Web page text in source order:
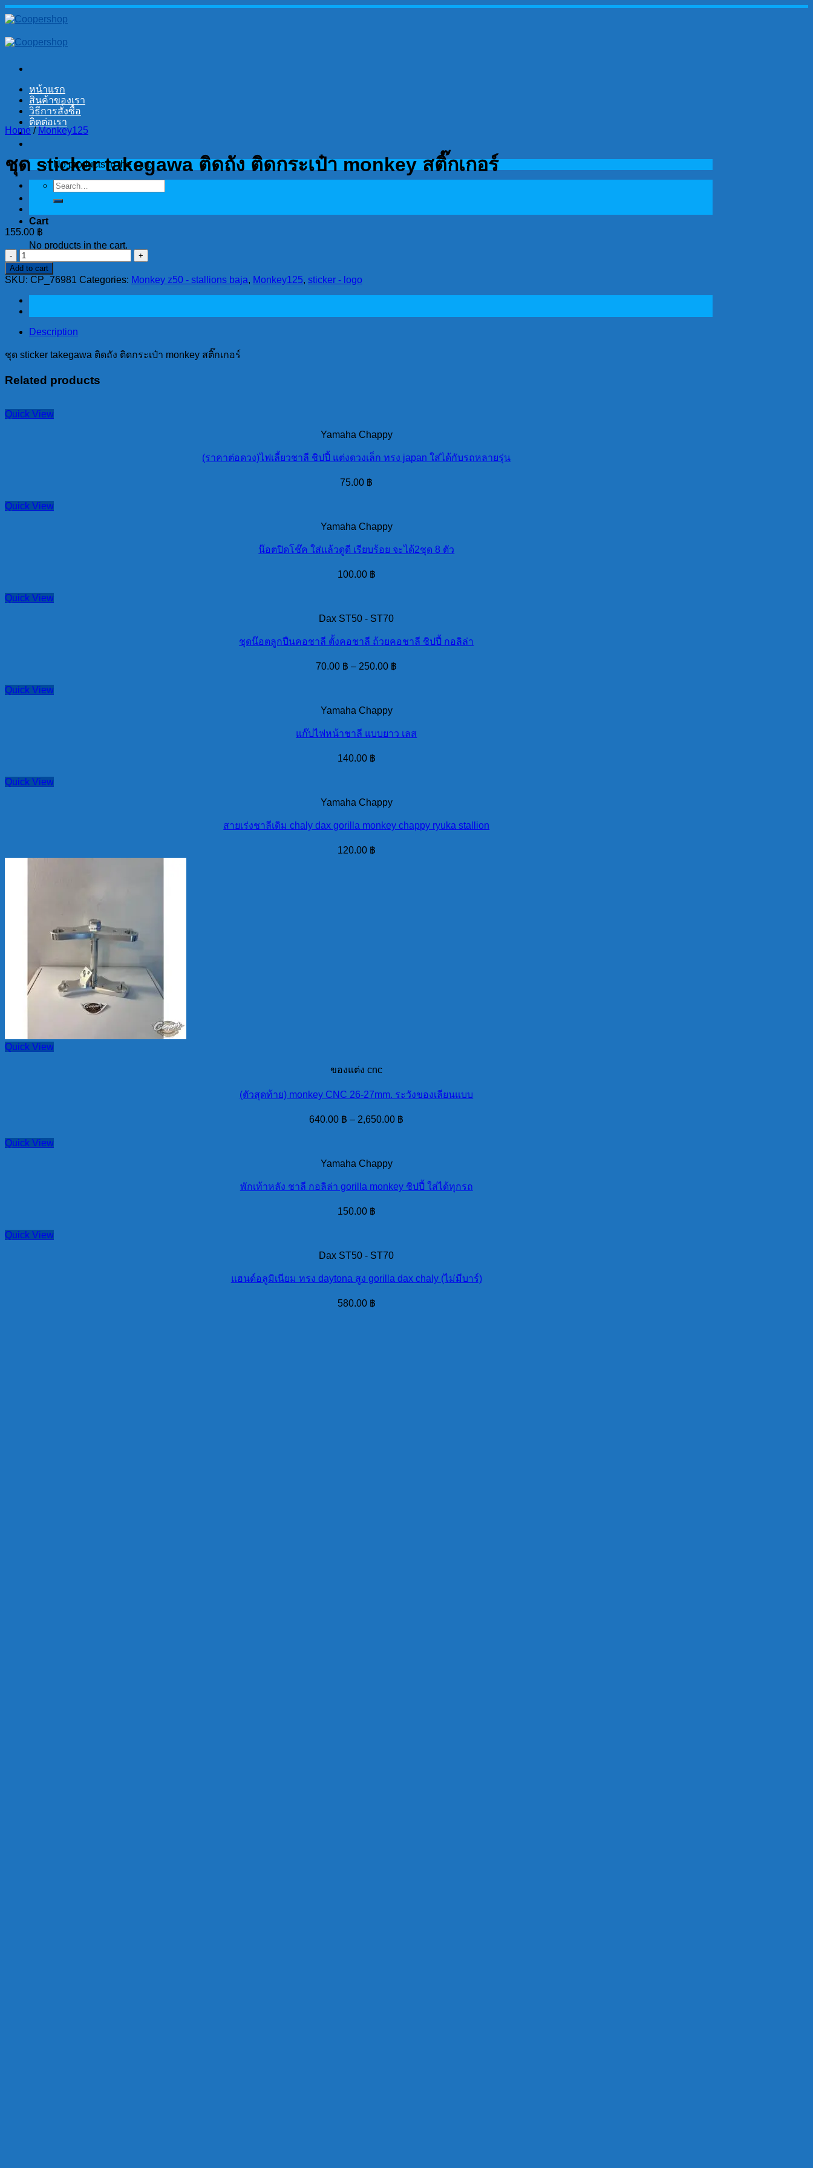
Skip
to
หน้าแรก
สินค้าของเรา
วิธีการสั่งซื้อ
ติดต่อเรา
No products in the cart.
Search
for:
Cart
No products in the cart.
Home / Monkey125
ชุด sticker takegawa ติดถัง ติดกระเป๋า monkey สติ๊กเกอร์
155.00 ฿
ชุด
sticker
takegawa
ติด
ถัง
กระเป๋า
monkey
quantity
Add to cart
SKU: CP_76981 Categories: Monkey z50 - stallions baja, Monkey125, sticker - logo
Description
ชุด sticker takegawa ติดถัง ติดกระเป๋า monkey สติ๊กเกอร์
Related products
Quick View
Yamaha Chappy
(ราคาต่อดวง)ไฟเลี้ยวชาลี ชิปปี้ แต่งดวงเล็ก ทรง japan ใส่ได้กับรถหลายรุ่น
75.00 ฿
Quick View
Yamaha Chappy
น๊อตปิดโช๊ค ใส่แล้วดูดี เรียบร้อย จะได้2ชุด 8 ตัว
100.00 ฿
Quick View
Dax ST50 - ST70
ชุดน๊อตลูกปืนคอชาลี ตั้งคอชาลี ถ้วยคอชาลี ชิปปี้ กอลิล่า
70.00 ฿ – 250.00 ฿
Quick View
Yamaha Chappy
แก๊ปไฟหน้าชาลี แบบยาว เลส
140.00 ฿
Quick View
Yamaha Chappy
สายเร่งชาลีเดิม chaly dax gorilla monkey chappy ryuka stallion
120.00 ฿
Quick View
ของแต่ง cnc
(ตัวสุดท้าย) monkey CNC 26-27mm. ระวังของเลียนแบบ
640.00 ฿ – 2,650.00 ฿
Quick View
Yamaha Chappy
พักเท้าหลัง ชาลี กอลิล่า gorilla monkey ชิปปี้ ใส่ได้ทุกรถ
150.00 ฿
Quick View
Dax ST50 - ST70
แฮนด์อลูมิเนียม ทรง daytona สูง gorilla dax chaly (ไม่มีบาร์)
580.00 ฿